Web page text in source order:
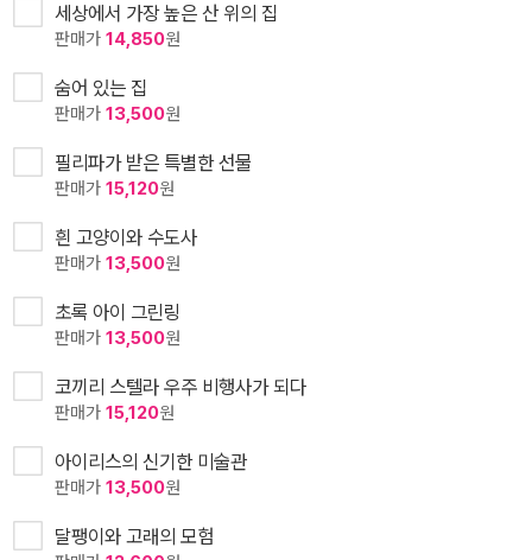
세상에서 가장 높은 산 위의 집
판매가 14,850원
숨어 있는 집
판매가 13,500원
필리파가 받은 특별한 선물
판매가 15,120원
흰 고양이와 수도사
판매가 13,500원
초록 아이 그린링
판매가 13,500원
코끼리 스텔라 우주 비행사가 되다
판매가 15,120원
아이리스의 신기한 미술관
판매가 13,500원
달팽이와 고래의 모험